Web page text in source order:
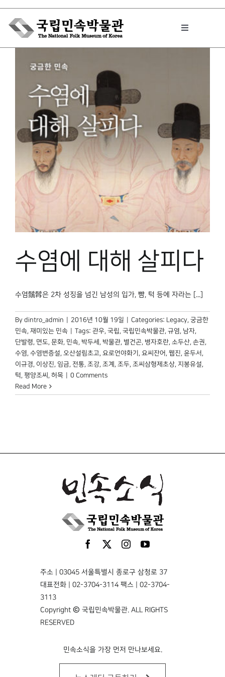
Skip
content
Toggle
박물관에서는
민속이야기
민속 인사이드
원문보기 PDF
박물관 홈페이지
수염에 대해 살피다
수염鬚髥은 2차 성징을 넘긴 남성의 입가, 뺨, 턱 등에 자라는 [...]
By dintro_admin 2016년 10월 19일 Categories: Legacy, 궁금한
민속, 재미있는 민속 Tags: 관우, 국립, 국립민속박물관, 규염, 남자,
단발령, 면도, 문화, 민속, 박두세 , 박물관, 별건곤, 병자호란, 소두산, 손권,
수염, 수염변증설, 오산설림초고, 요로언야화기 , 요씨잔어 , 웹진, 윤두서 ,
이규경, 이상진, 임금, 전통, 조강, 조계 , 조두, 조씨삼형제초상, 지봉유설,
턱, 평양조씨 , 허목
0 Comments
Read More
주소 | 03045 서울특별시 종로구 삼청로 37
대표전화 | 02-3704-3114 팩스 | 02-3704-
3113
Copyright © 국립민속박물관. ALL RIGHTS
RESERVED
민속소식을 가장 먼저 만나보세요.